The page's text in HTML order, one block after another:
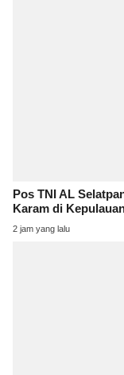
Pos TNI AL
Karam di
2 jam yang lalu